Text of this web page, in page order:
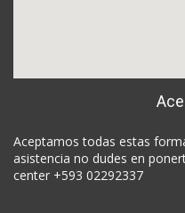
Aceptamos todas estas
asistencia no dudes en
center +593 02292337